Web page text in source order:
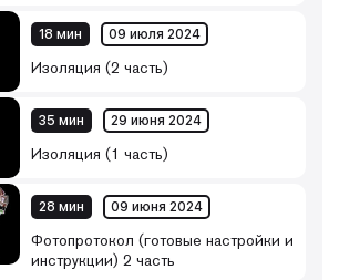
18 мин 09 июля 2024
Изоляция (2 часть)
35 мин 29 июня 2024
Изоляция (1 часть)
28 мин 09 июня 2024
Фотопротокол (готовые настройки и
инструкции) 2 часть